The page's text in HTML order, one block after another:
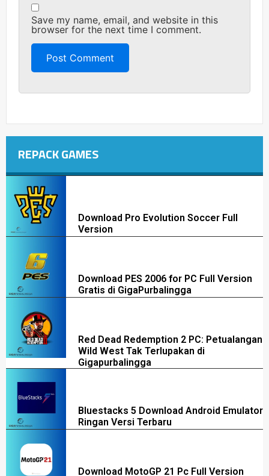
Save my name, email, and website in this
browser for the next time I comment.
REPACK GAMES
Download Pro Evolution Soccer Full
Version
Download PES 2006 for PC Full Version
Gratis di GigaPurbalingga
Red Dead Redemption 2 PC: Petualangan
Wild West Tak Terlupakan di
Gigapurbalingga
Bluestacks 5 Download Android Emulator
Ringan Versi Terbaru
Download MotoGP 21 Pc Full Version